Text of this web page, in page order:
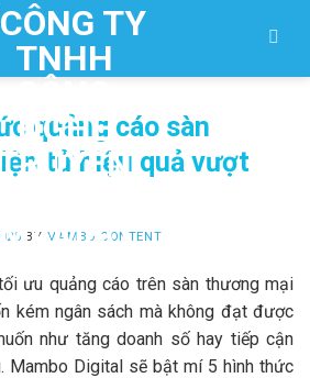
quảng cáo sàn
tử hiệu quả vượt
BY MAMBO CONTENT
ưu quảng cáo trên sàn thương mại
kém ngân sách mà không đạt được
như tăng doanh số hay tiếp cận
Mambo Digital sẽ bật mí 5 hình thức